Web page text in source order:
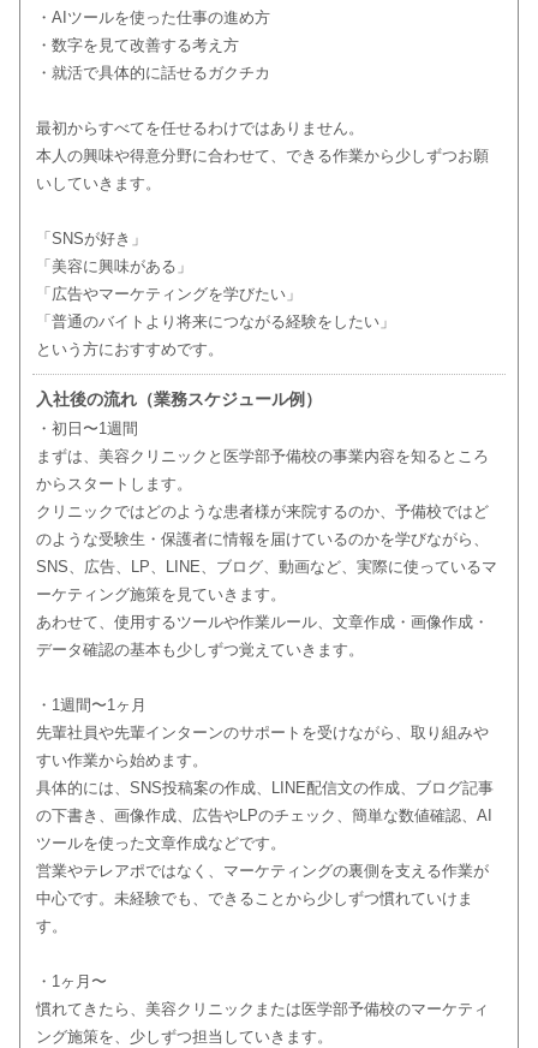
・AIツールを使った仕事の進め方
・数字を見て改善する考え方
・就活で具体的に話せるガクチカ
最初からすべてを任せるわけではありません。
本人の興味や得意分野に合わせて、できる作業から少しずつお願
いしていきます。
「SNSが好き」
「美容に興味がある」
「広告やマーケティングを学びたい」
「普通のバイトより将来につながる経験をしたい」
という方におすすめです。
入社後の流れ（業務スケジュール例）
・初日〜1週間
まずは、美容クリニックと医学部予備校の事業内容を知るところ
からスタートします。
クリニックではどのような患者様が来院するのか、予備校ではど
のような受験生・保護者に情報を届けているのかを学びながら、
SNS、広告、LP、LINE、ブログ、動画など、実際に使っているマ
ーケティング施策を見ていきます。
あわせて、使用するツールや作業ルール、文章作成・画像作成・
データ確認の基本も少しずつ覚えていきます。
・1週間〜1ヶ月
先輩社員や先輩インターンのサポートを受けながら、取り組みや
すい作業から始めます。
具体的には、SNS投稿案の作成、LINE配信文の作成、ブログ記事
の下書き、画像作成、広告やLPのチェック、簡単な数値確認、AI
ツールを使った文章作成などです。
営業やテレアポではなく、マーケティングの裏側を支える作業が
中心です。未経験でも、できることから少しずつ慣れていけま
す。
・1ヶ月〜
慣れてきたら、美容クリニックまたは医学部予備校のマーケティ
ング施策を、少しずつ担当していきます。